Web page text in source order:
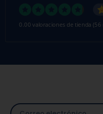
0.00 valoraciones de tienda (56